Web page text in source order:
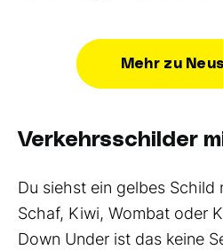
Mehr zu
Verkehrsschilder
Du siehst ein gelbes Schild
Schaf, Kiwi, Wombat oder
Down Under ist das keine